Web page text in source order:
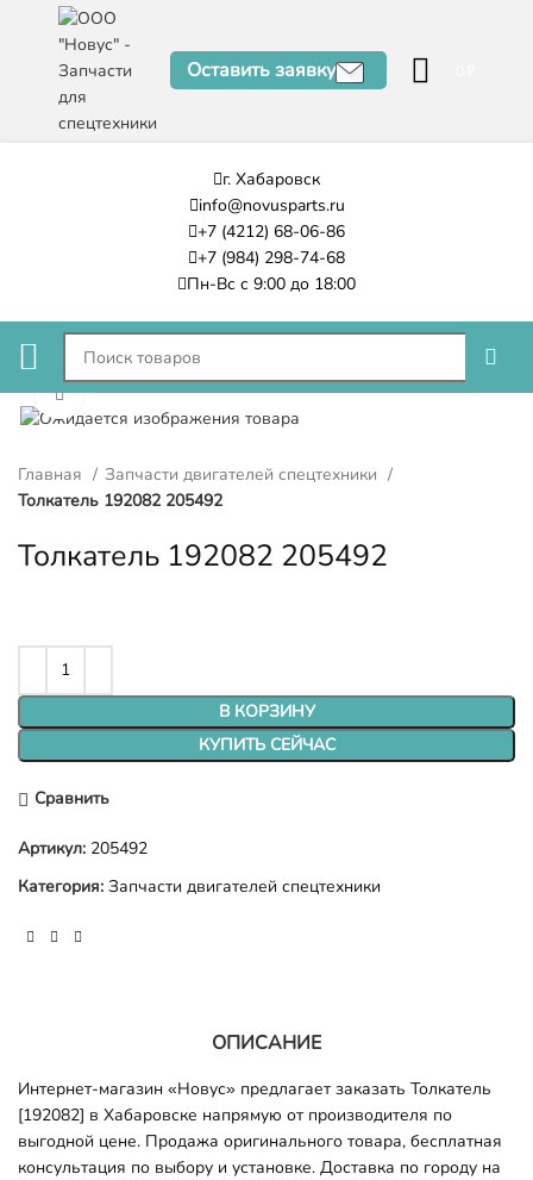
Оставить заявку
г. Хабаровск
info@novusparts.ru
+7 (4212) 68-06-86
+7 (984) 298-74-68
Пн-Вс с 9:00 до 18:00
Нажмите, чтобы увеличить
Главная
Запчасти двигателей спецтехники
Толкатель 192082 205492
Толкатель 192082 205492
В КОРЗИНУ
КУПИТЬ СЕЙЧАС
Сравнить
Артикул: 205492
Категория: Запчасти двигателей спецтехники
ОПИСАНИЕ
Интернет-магазин «Новус» предлагает заказать Толкатель
[192082] в Хабаровске напрямую от производителя по
выгодной цене. Продажа оригинального товара, бесплатная
консультация по выбору и установке. Доставка по городу на